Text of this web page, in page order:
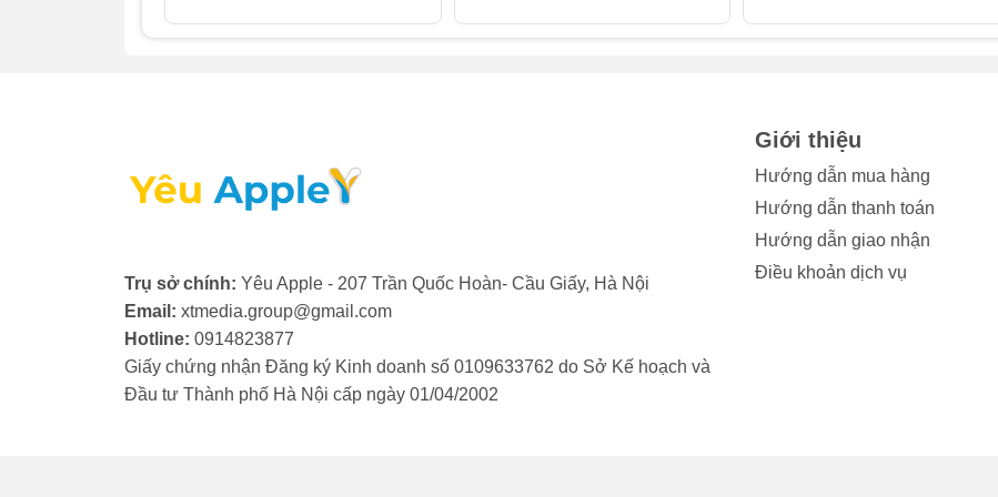
2. Khi nào cần thay camera trước cho iPad Air 6?
- Chất lượng ảnh chụp kém đi rõ rệt, xuất hiện các vết đốm hoặc sọc lạ.
- Khi mở ứng dụng camera, màn hình chỉ hiển thị một màu đen, không thể sử dụng được.
tức. Việc này không chỉ giúp khôi phục chức năng của camera mà còn ngăn ngừa hư hỏng lây lan sang các
bộ phận khác bên trong thiết bị, đảm bảo an toàn và kéo dài tuổi thọ cho chiếc iPad của bạn.
Trụ sở chính: Yêu Apple - 207 Trần Quốc Hoàn- Cầu Giấy, Hà Nội
Email: xtmedia.group@gmail.com
Hotline: 0914823877
Giấy chứng nhận Đăng ký Kinh doanh số 0109633762 do Sở Kế hoạch và
Đầu tư Thành phố Hà Nội cấp ngày 01/04/2002
Giới thiệu
Hướng dẫn mua hàng
Hướng dẫn thanh toán
Hướng dẫn giao nhận
Điều khoản dịch vụ